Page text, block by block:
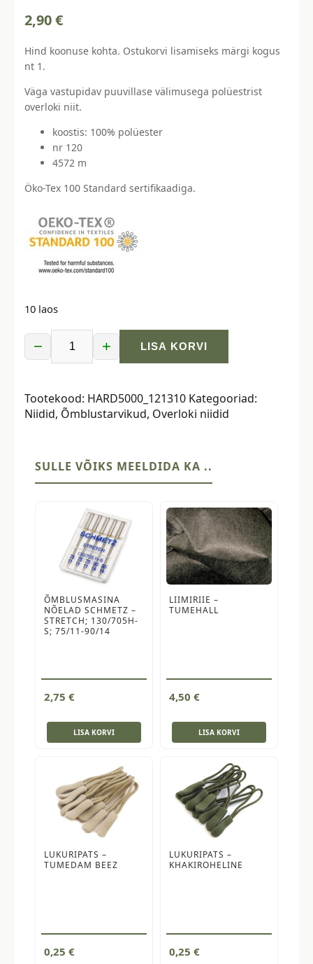
2,90€
Hind koonuse kohta. Ostukorvi lisamiseks märgi kogus
nt 1.
Väga vastupidav puuvillase välimusega polüestrist
overloki niit.
koostis: 100% polüester
nr 120
4572 m
Öko-Tex 100 Standard sertifikaadiga.
10 laos
−
4572
m,
+ LISA KORVI
Tootekood: HARD5000_121310 Kategooriad:
Niidid, Õmblustarvikud, Overloki niidid
SULLE VÕIKS MEELDIDA KA ..
ÕMBLUSMASINA
NÕELAD SCHMETZ –
STRETCH; 130/705H-
S; 75/11-90/14
2,75 €
LISA KORVI
LIIMIRIIE –
TUMEHALL
4,50 €
LISA KORVI
LUKURIPATS –
TUMEDAM BEEZ
0,25 €
LUKURIPATS –
KHAKIROHELINE
0,25 €